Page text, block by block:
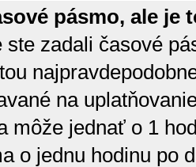
pásmo, ale je
zadali časové
na
môže jednať o 1
o jednu hodinu po